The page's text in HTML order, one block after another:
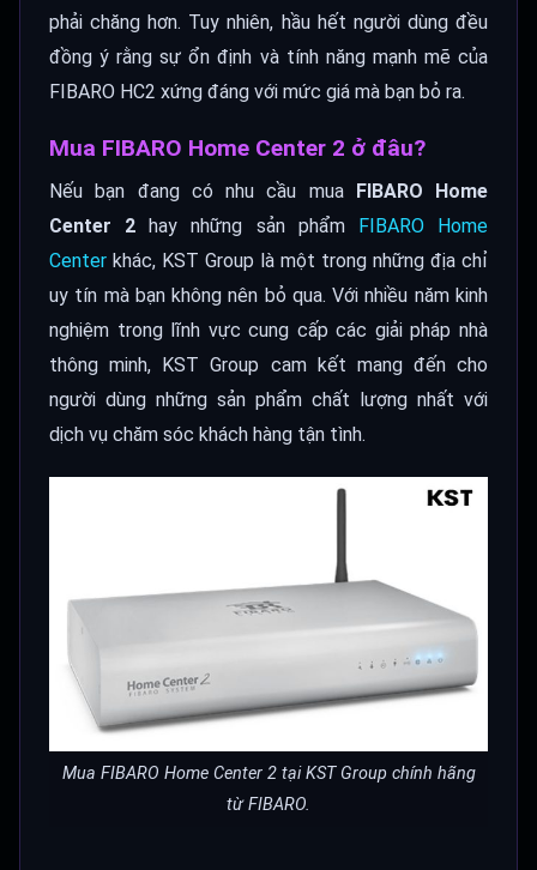
phải chăng hơn. Tuy nhiên, hầu hết người dùng đều
đồng ý rằng sự ổn định và tính năng mạnh mẽ của
FIBARO HC2 xứng đáng với mức giá mà bạn bỏ ra.
Mua FIBARO Home Center 2 ở đâu?
Nếu bạn đang có nhu cầu mua
FIBARO Home
Center 2 hay những sản phẩm
FIBARO Home
Center khác, KST Group là một trong những địa chỉ
uy tín mà bạn không nên bỏ qua. Với nhiều năm kinh
nghiệm trong lĩnh vực cung cấp các giải pháp nhà
thông minh, KST Group cam kết mang đến cho
người dùng những sản phẩm chất lượng nhất với
dịch vụ chăm sóc khách hàng tận tình.
Mua FIBARO Home Center 2 tại KST Group chính hãng
từ FIBARO.